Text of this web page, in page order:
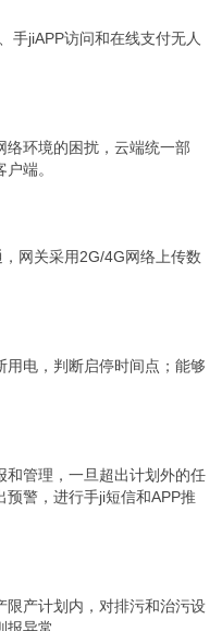
jiAPP访问和在线支付无人
环境的困扰，云端统一部
端。
网关采用2G/4G网络上传数
电，判断启停时间点；能够
管理，一旦超出计划外的任
警，进行手ji短信和APP推
产计划内，对排污和治污设